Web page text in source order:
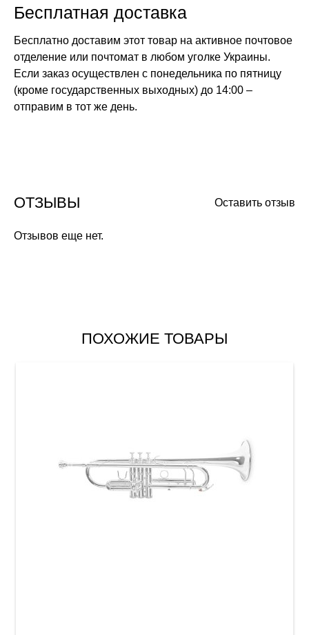
Бесплатная доставка
Бесплатно доставим этот товар на активное почтовое
отделение или почтомат в любом уголке Украины.
Если заказ осуществлен с понедельника по пятницу
(кроме государственных выходных) до 14:00 –
отправим в тот же день.
Оставить отзыв
ОТЗЫВЫ
Отзывов еще нет.
ПОХОЖИЕ ТОВАРЫ